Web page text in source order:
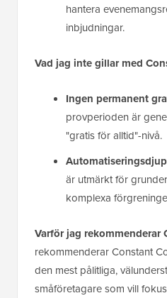
hantera
inbjudningar.
Vad jag inte gillar med
Ingen permanent
provperioden är
"gratis för alltid"-nivå.
är utmärkt för
komplexa
Varför jag rekommenderar
rekommenderar Constant
den mest pålitliga,
småföretagare som vill